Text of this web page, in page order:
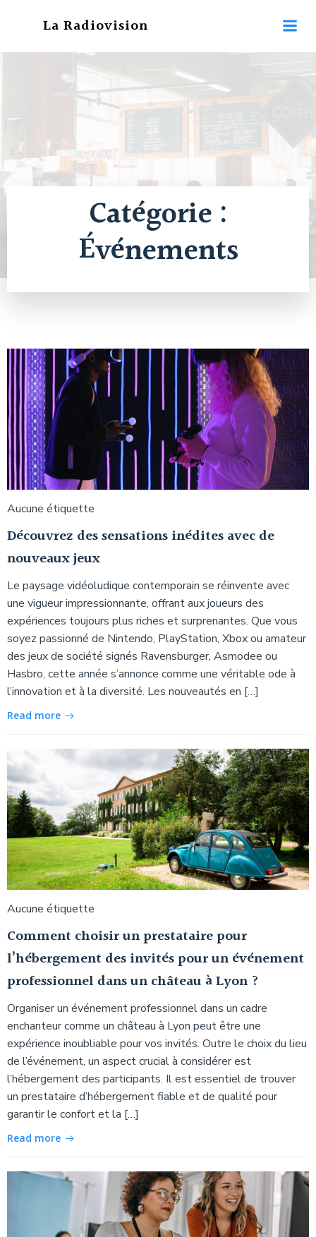
La Radiovision
Catégorie :
Événements
Aucune étiquette
Découvrez des sensations inédites avec de
nouveaux jeux
Le paysage vidéoludique contemporain se réinvente avec
une vigueur impressionnante, offrant aux joueurs des
expériences toujours plus riches et surprenantes. Que vous
soyez passionné de Nintendo, PlayStation, Xbox ou amateur
des jeux de société signés Ravensburger, Asmodee ou
Hasbro, cette année s’annonce comme une véritable ode à
l’innovation et à la diversité. Les nouveautés en […]
Read more
Aucune étiquette
Comment choisir un prestataire pour
l’hébergement des invités pour un événement
professionnel dans un château à Lyon ?
Organiser un événement professionnel dans un cadre
enchanteur comme un château à Lyon peut être une
expérience inoubliable pour vos invités. Outre le choix du lieu
de l’événement, un aspect crucial à considérer est
l’hébergement des participants. Il est essentiel de trouver
un prestataire d’hébergement fiable et de qualité pour
garantir le confort et la […]
Read more